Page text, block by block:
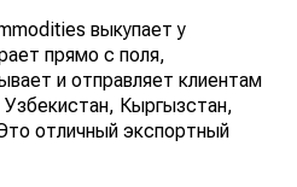
выкупает у
прямо с поля,
и отправляет клиентам
Кыргызстан,
отличный экспортный